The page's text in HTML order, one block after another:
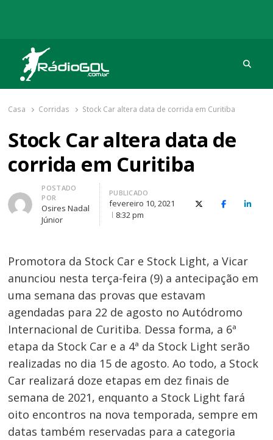
Rádio Gol
Há mais de 20 anos com as melhores coberturas
Casa Corridas Stock Car altera data de corrida em Curitiba
Stock Car altera data de
corrida em Curitiba
Autor
POSTADO
POR
Osires Nadal
Júnior
PUBLICADO
fevereiro 10, 2021
8:32 pm
X (Twitter)Facebook
O
Promotora da Stock Car e Stock Light, a Vicar
anunciou nesta terça-feira (9) a antecipação em
uma semana das provas que estavam
agendadas para 22 de agosto no Autódromo
Internacional de Curitiba. Dessa forma, a 6ª
etapa da Stock Car e a 4ª da Stock Light serão
realizadas no dia 15 de agosto. Ao todo, a Stock
Car realizará doze etapas em dez finais de
semana de 2021, enquanto a Stock Light fará
oito encontros na nova temporada, sempre em
datas também reservadas para a categoria